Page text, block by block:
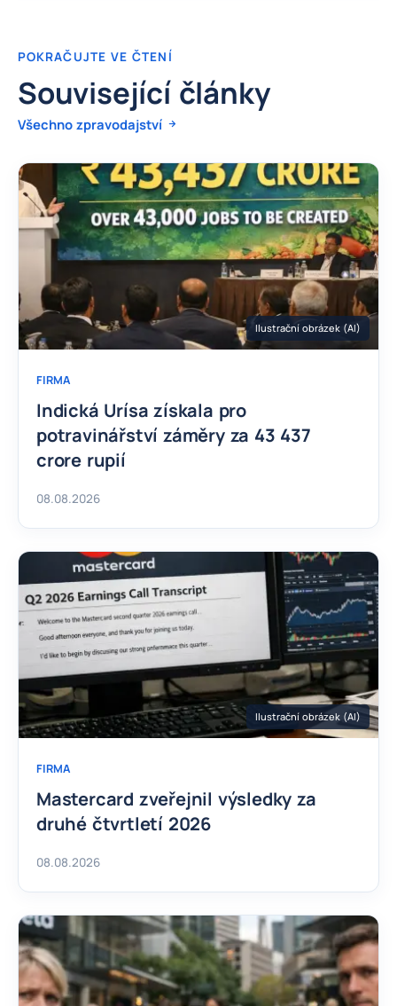
POKRAČUJTE VE ČTENÍ
Související články
Všechno zpravodajství
Ilustrační obrázek (AI)
FIRMA
Indická Urísa získala pro
potravinářství záměry za 43 437
crore rupií
08.08.2026
Ilustrační obrázek (AI)
FIRMA
Mastercard zveřejnil výsledky za
druhé čtvrtletí 2026
08.08.2026